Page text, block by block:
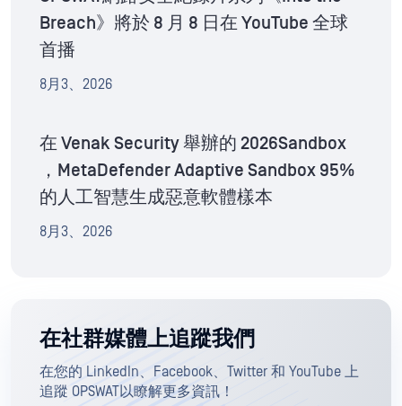
Breach》將於 8 月 8 日在 YouTube 全球
首播
8月3、2026
在 Venak Security 舉辦的 2026Sandbox
，MetaDefender Adaptive Sandbox 95%
的人工智慧生成惡意軟體樣本
8月3、2026
在社群媒體上追蹤我們
在您的 LinkedIn、Facebook、Twitter 和 YouTube 上
追蹤 OPSWAT以瞭解更多資訊！